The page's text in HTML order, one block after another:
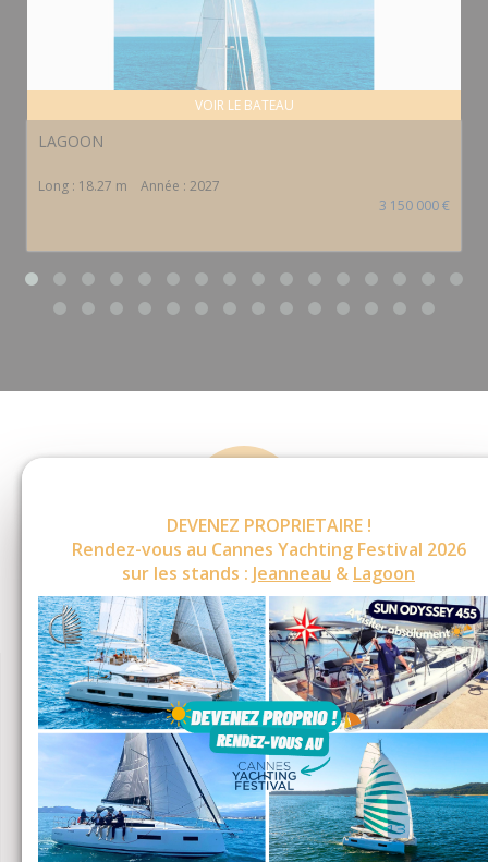
VOIR LE BATEAU
LAGOON
Long : 18.27 m
Année : 2027
3 150 000 €
OCCASIONS
SALONS NAUTIQUES
DEVENEZ PROPRIETAIRE !
Rendez-vous au Cannes Yachting Festival 2026
sur les stands : Jeanneau & Lagoon